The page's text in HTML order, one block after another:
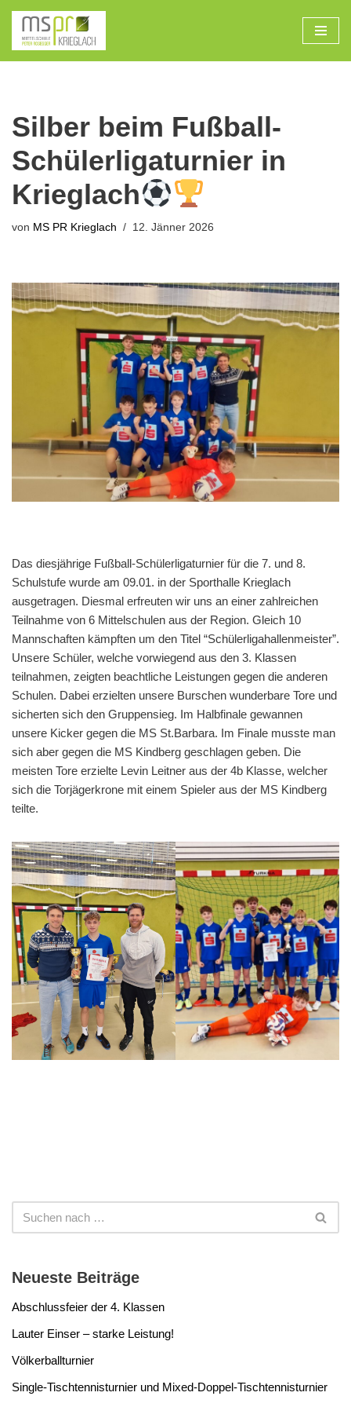
Zum
Inhalt
Silber beim Fußball-
Schülerligaturnier in
Krieglach
von MS PR Krieglach 12. Jänner 2026
Das diesjährige Fußball-Schülerligaturnier für die 7. und 8.
Schulstufe wurde am 09.01. in der Sporthalle Krieglach
ausgetragen. Diesmal erfreuten wir uns an einer zahlreichen
Teilnahme von 6 Mittelschulen aus der Region. Gleich 10
Mannschaften kämpften um den Titel “Schülerligahallenmeister”.
Unsere Schüler, welche vorwiegend aus den 3. Klassen
teilnahmen, zeigten beachtliche Leistungen gegen die anderen
Schulen. Dabei erzielten unsere Burschen wunderbare Tore und
sicherten sich den Gruppensieg. Im Halbfinale gewannen
unsere Kicker gegen die MS St.Barbara. Im Finale musste man
sich aber gegen die MS Kindberg geschlagen geben. Die
meisten Tore erzielte Levin Leitner aus der 4b Klasse, welcher
sich die Torjägerkrone mit einem Spieler aus der MS Kindberg
teilte.
Neueste Beiträge
Abschlussfeier der 4. Klassen
Lauter Einser – starke Leistung!
Völkerballturnier
Single-Tischtennisturnier und Mixed-Doppel-Tischtennisturnier